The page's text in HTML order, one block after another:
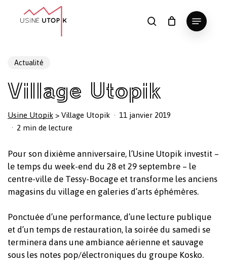
search
Menu
Panier Fermer
le
Actualité
Village Utopik
Usine Utopik > Village Utopik
11 janvier 2019
2 min de lecture
Pour son dixième anniversaire, l’Usine Utopik investit –
le temps du week-end du 28 et 29 septembre – le
centre-ville de Tessy-Bocage et transforme les anciens
magasins du village en galeries d’arts éphémères.
Ponctuée d’une performance, d’une lecture publique
et d’un temps de restauration, la soirée du samedi se
terminera dans une ambiance aérienne et sauvage
sous les notes pop/électroniques du groupe Kosko.
Close